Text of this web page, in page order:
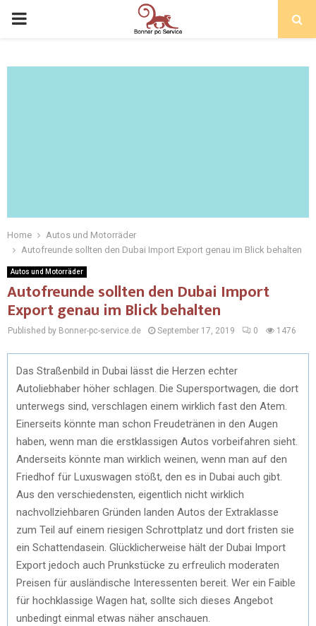
Home
Autos und Motorräder
Autofreunde sollten den Dubai Import Export genau im Blick behalten
Autos und Motorräder
Autofreunde sollten den Dubai Import
Export genau im Blick behalten
Published by Bonner-pc-service.de September 17, 2019 0 1476
Das Straßenbild in Dubai lässt die Herzen echter
Autoliebhaber höher schlagen. Die Supersportwagen, die dort
unterwegs sind, verschlagen einem wirklich fast den Atem.
Einerseits könnte man schon Freudetränen in den Augen
haben, wenn man die erstklassigen Autos vorbeifahren sieht.
Anderseits könnte man wirklich weinen, wenn man auf den
Friedhof für Luxuswagen stößt, den es in Dubai auch gibt.
Aus den verschiedensten, eigentlich nicht wirklich
nachvollziehbaren Gründen landen Autos der Extraklasse
zum Teil auf einem riesigen Schrottplatz und dort fristen sie
ein Schattendasein. Glücklicherweise hält der Dubai Import
Export jedoch auch Prunkstücke zu erfreulich moderaten
Preisen für ausländische Interessenten bereit. Wer ein Faible
für hochklassige Wagen hat, sollte sich dieses Angebot
unbedingt einmal etwas näher anschauen.